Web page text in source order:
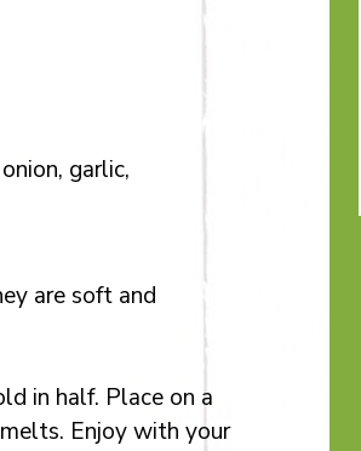
garlic,
are soft and
in half. Place on a
Enjoy with your